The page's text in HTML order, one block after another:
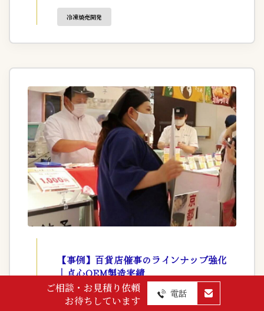
冷凍焼売開発
【事例】百貨店催事のラインナップ強化
｜点心OEM製造実績
京都・滋賀 / 飲食店・催事出店企業
ご相談・お見積り依頼
お待ちしています
電話